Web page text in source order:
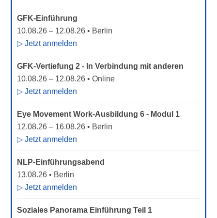
GFK-Einführung
10.08.26 – 12.08.26 • Berlin
▷ Jetzt anmelden
GFK-Vertiefung 2 - In Verbindung mit anderen
10.08.26 – 12.08.26 • Online
▷ Jetzt anmelden
Eye Movement Work-Ausbildung 6 - Modul 1
12.08.26 – 16.08.26 • Berlin
▷ Jetzt anmelden
NLP-Einführungsabend
13.08.26 • Berlin
▷ Jetzt anmelden
Soziales Panorama Einführung Teil 1